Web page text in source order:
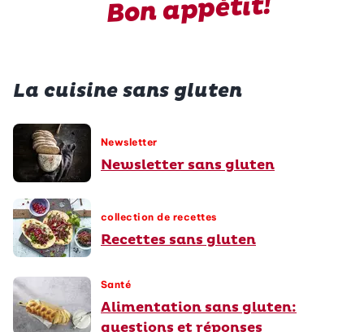
Bon appétit!
La cuisine sans gluten
Newsletter
Newsletter sans gluten
collection de recettes
Recettes sans gluten
Santé
Alimentation sans gluten:
questions et réponses